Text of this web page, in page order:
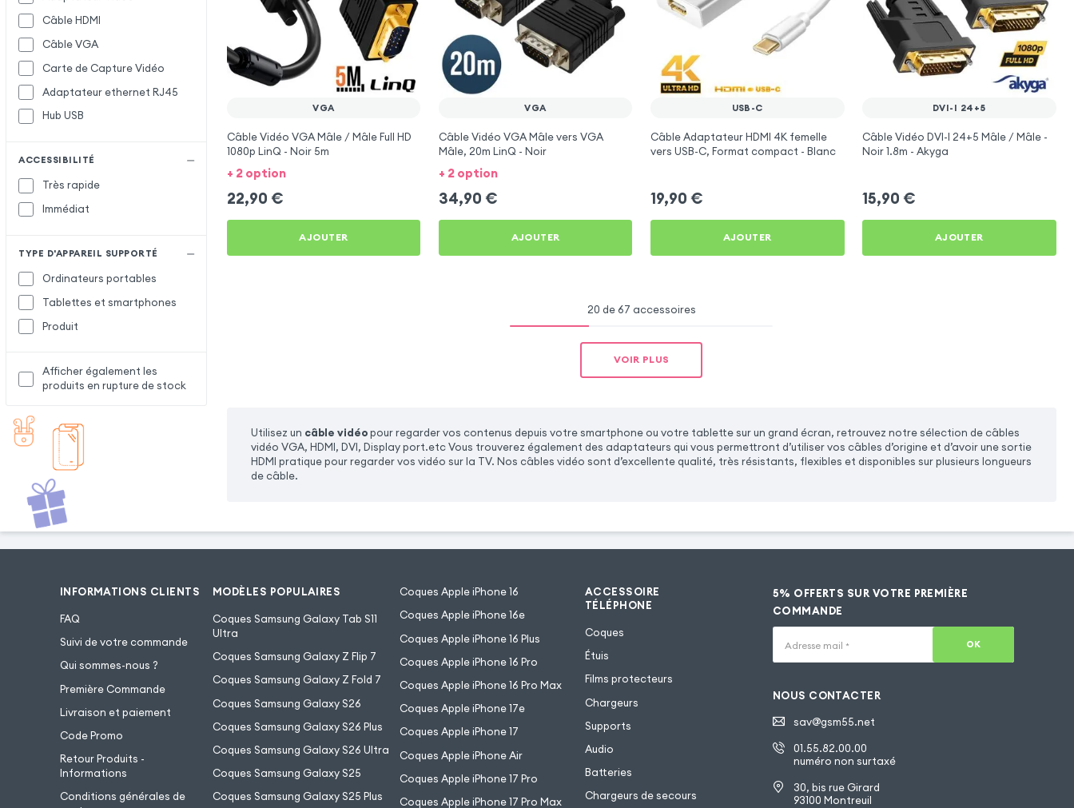
Câble HDMI
Câble VGA
Carte de Capture Vidéo
Adaptateur ethernet RJ45
Hub USB
ACCESSIBILITÉ
Très rapide
Immédiat
TYPE D'APPAREIL SUPPORTÉ
Ordinateurs portables
Tablettes et smartphones
Produit
Afficher également les
produits en rupture de stock
VGA
Câble Vidéo VGA Mâle / Mâle Full HD
1080p LinQ - Noir 5m
+ 2 option
22,90 €
AJOUTER
VGA
Câble Vidéo VGA Mâle vers VGA
Mâle, 20m LinQ - Noir
+ 2 option
34,90 €
AJOUTER
USB-C
Câble Adaptateur HDMI 4K femelle
vers USB-C, Format compact - Blanc
19,90 €
AJOUTER
DVI-I 24+5
Câble Vidéo DVI-I 24+5 Mâle / Mâle -
Noir 1.8m - Akyga
15,90 €
AJOUTER
20 de 67 accessoires
VOIR PLUS
Utilisez un câble vidéopour regarder vos contenus depuis votre smartphone ou votre tablette sur un grand écran, retrouvez notre sélection de câbles
vidéo VGA, HDMI, DVI, Display port.etc Vous trouverez également des adaptateurs qui vous permettront d’utiliser vos câbles d’origine et d’avoir une sortie
HDMI pratique pour regarder vos vidéo sur la TV. Nos câbles vidéo sont d’excellente qualité, très résistants, flexibles et disponibles sur plusieurs longueurs
de câble.
INFORMATIONS CLIENTS
FAQ
Suivi de votre commande
Qui sommes-nous ?
Première Commande
Livraison et paiement
Code Promo
Retour Produits -
Informations
Conditions générales de
MODÈLES POPULAIRES
Coques Samsung Galaxy Tab S11
Ultra
Coques Samsung Galaxy Z Flip 7
Coques Samsung Galaxy Z Fold 7
Coques Samsung Galaxy S26
Coques Samsung Galaxy S26 Plus
Coques Samsung Galaxy S26 Ultra
Coques Samsung Galaxy S25
Coques Samsung Galaxy S25 Plus
Coques Apple iPhone 16
Coques Apple iPhone 16e
Coques Apple iPhone 16 Plus
Coques Apple iPhone 16 Pro
Coques Apple iPhone 16 Pro Max
Coques Apple iPhone 17e
Coques Apple iPhone 17
Coques Apple iPhone Air
Coques Apple iPhone 17 Pro
Coques Apple iPhone 17 Pro Max
ACCESSOIRE
TÉLÉPHONE
Coques
Étuis
Films protecteurs
Chargeurs
Supports
Audio
Batteries
Chargeurs de secours
5% OFFERTS SUR VOTRE PREMIÈRE
COMMANDE
Adresse mail * OK
NOUS CONTACTER
sav@gsm55.net
01.55.82.00.00
numéro non surtaxé
30, bis rue Girard
93100 Montreuil